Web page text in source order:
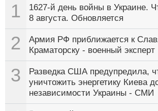
1
1627-й день войны в Украине.
8 августа. Обновляется
2
Армия РФ приближается к
Краматорску - военный эксперт
3
Разведка США предупредила,
уничтожить энергетику Киева
независимости Украины - СМИ